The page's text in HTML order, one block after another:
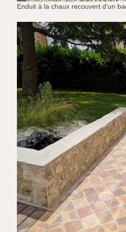
Enduit à la chaux recouvert d’un